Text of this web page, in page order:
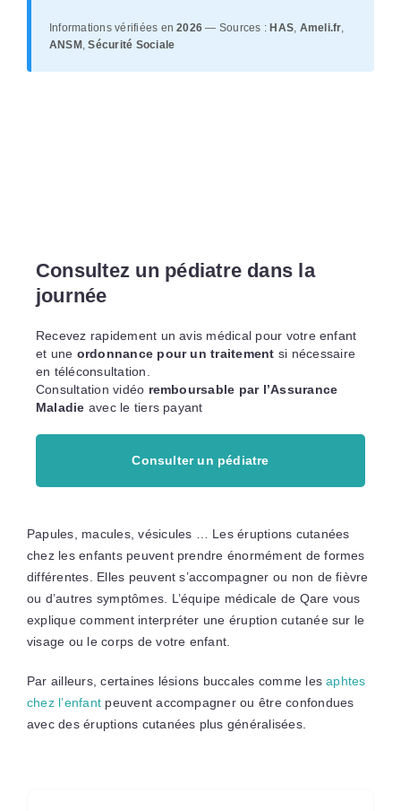
Informations vérifiées en2026 — Sources : HAS, Ameli.fr,
ANSM ,Sécurité Sociale
Consultez un pédiatre dans la
journée
Recevez rapidement un avis médical pour votre enfant
et une ordonnance pour un traitement si nécessaire
en téléconsultation.
Consultation vidéo remboursable par l’Assurance
Maladie avec le tiers payant
Consulter un pédiatre
Papules, macules, vésicules … Les éruptions cutanées
chez les enfants peuvent prendre énormément de formes
différentes. Elles peuvent s’accompagner ou non de fièvre
ou d’autres symptômes. L’équipe médicale de Qare vous
explique comment interpréter une éruption cutanée sur le
visage ou le corps de votre enfant.
Par ailleurs, certaines lésions buccales comme lesaphtes
chez l’enfant peuvent accompagner ou être confondues
avec des éruptions cutanées plus généralisées.